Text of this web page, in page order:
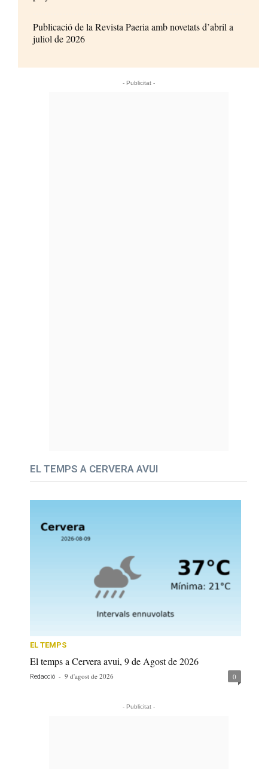
Publicació de la Revista Paeria amb novetats d’abril a
juliol de 2026
- Publicitat -
EL TEMPS A CERVERA AVUI
EL TEMPS
El temps a Cervera avui, 9 de Agost de 2026
Redacció - 9 d'agost de 2026 0
- Publicitat -